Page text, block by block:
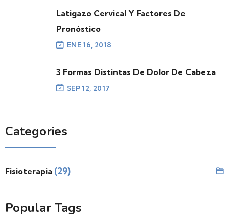
Latigazo Cervical Y Factores De
Pronóstico
ENE 16, 2018
3 Formas Distintas De Dolor De Cabeza
SEP 12, 2017
Categories
Fisioterapia (29)
Popular Tags